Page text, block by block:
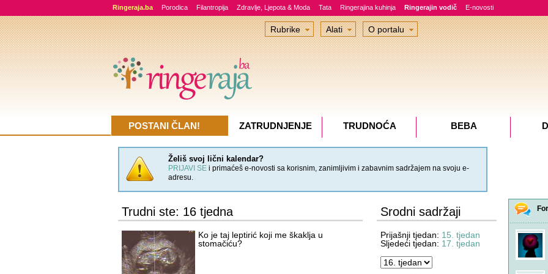
Ringeraja.ba Porodica Filantropija Zdravlje, Ljepota & Moda Tata Ringerajina kuhinja Ringerajin vodič E-novosti
Želiš svoj lični kalendar?
PRIJAVI SEi primaćeš e-novosti sa korisnim, zanimljivim i zabavnim sadržajem na svoju e-
adresu.
Trudni ste: 16 tjedna
Ko je taj leptirić koji me škaklja u
stomačiću?
Srodni sadržaji
Prijašnji tjedan: 15. tjedan
Sljedeći tjedan: 17. tjedan
Rubrike Alati O portalu
POSTANI ČLAN! ZATRUDNJENJE TRUDNOĆA BEBA